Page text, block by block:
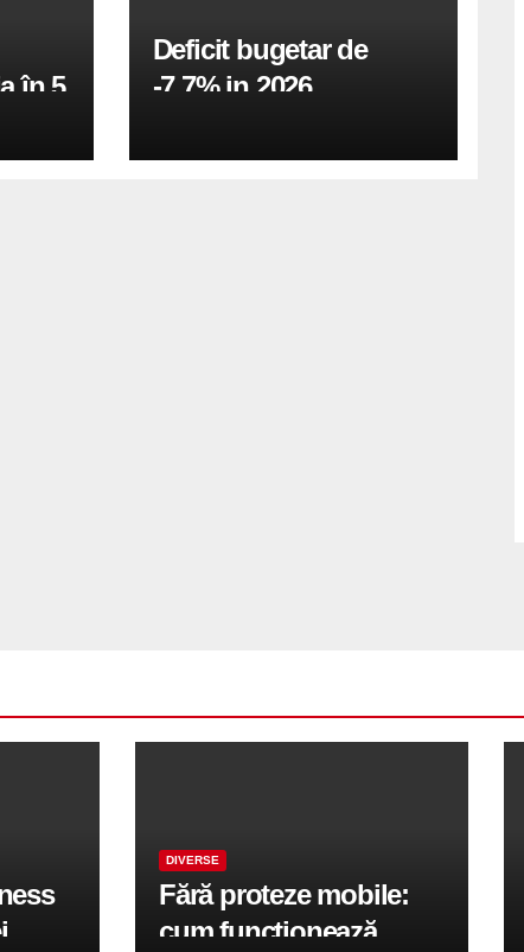
în 5
Deficit bugetar de
-7,7% in 2026,
fiind de 6%
DIVERSE
Fără proteze mobile:
cum funcționează